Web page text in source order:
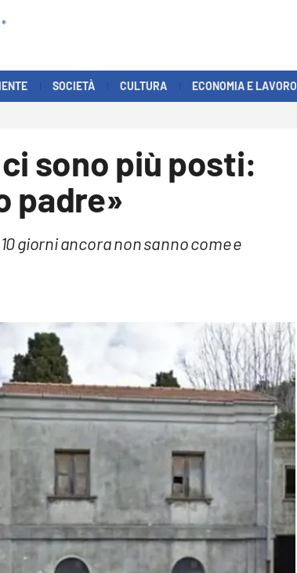
SOCIETÀ CULTURA ECONOMIA E LAVORO
sono più posti:
padre»
giorni ancora non sanno come e